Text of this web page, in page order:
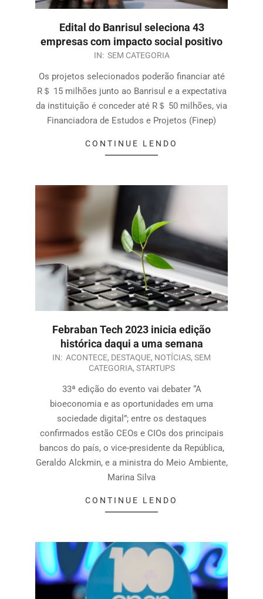
Edital do Banrisul seleciona 43
empresas com impacto social positivo
IN: SEM CATEGORIA
Os projetos selecionados poderão financiar até
R＄ 15 milhões junto ao Banrisul e a expectativa
da instituição é conceder até R＄ 50 milhões, via
Financiadora de Estudos e Projetos (Finep)
CONTINUE LENDO
Febraban Tech 2023 inicia edição
histórica daqui a uma semana
IN: ACONTECE, DESTAQUE, NOTÍCIAS, SEM
CATEGORIA, STARTUPS
33ª edição do evento vai debater “A
bioeconomia e as oportunidades em uma
sociedade digital”; entre os destaques
confirmados estão CEOs e CIOs dos principais
bancos do país, o vice-presidente da República,
Geraldo Alckmin, e a ministra do Meio Ambiente,
Marina Silva
CONTINUE LENDO